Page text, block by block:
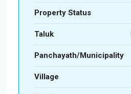
Property Status
Taluk
Panchayath/Municipality
Village